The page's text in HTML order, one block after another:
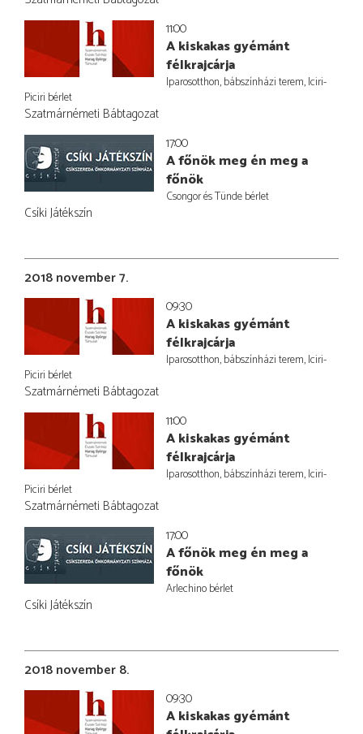
11:00
A kiskakas gyémánt
félkrajcárja
Iparosotthon, bábszínházi terem, Iciri-
Piciri bérlet
Szatmárnémeti Bábtagozat
17:00
A főnök meg én meg a
főnök
Csongor és Tünde bérlet
Csíki Játékszín
2018 november 7.
09:30
A kiskakas gyémánt
félkrajcárja
Iparosotthon, bábszínházi terem, Iciri-
Piciri bérlet
Szatmárnémeti Bábtagozat
11:00
A kiskakas gyémánt
félkrajcárja
Iparosotthon, bábszínházi terem, Iciri-
Piciri bérlet
Szatmárnémeti Bábtagozat
17:00
A főnök meg én meg a
főnök
Arlechino bérlet
Csíki Játékszín
2018 november 8.
09:30
A kiskakas gyémánt